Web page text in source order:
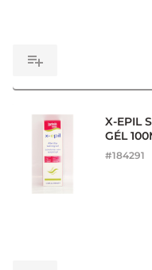
X-EPIL
GÉL
#184291